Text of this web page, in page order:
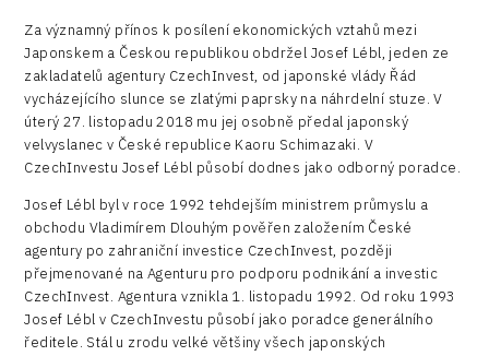
Za významný přínos k posílení ekonomických vztahů mezi
Japonskem a Českou republikou obdržel Josef Lébl, jeden ze
zakladatelů agentury CzechInvest, od japonské vlády Řád
vycházejícího slunce se zlatými paprsky na náhrdelní stuze. V
úterý 27. listopadu 2018 mu jej osobně předal japonský
velvyslanec v České republice Kaoru Schimazaki. V
CzechInvestu Josef Lébl působí dodnes jako odborný poradce.
Josef Lébl byl v roce 1992 tehdejším ministrem průmyslu a
obchodu Vladimírem Dlouhým pověřen založením České
agentury po zahraniční investice CzechInvest, později
přejmenované na Agenturu pro podporu podnikání a investic
CzechInvest. Agentura vznikla 1. listopadu 1992. Od roku 1993
Josef Lébl v CzechInvestu působí jako poradce generálního
ředitele. Stál u zrodu velké většiny všech japonských